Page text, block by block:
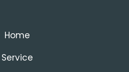
Home
Service